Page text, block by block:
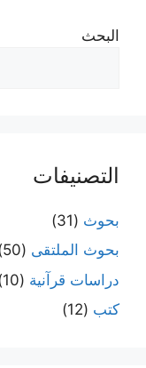
البحث
التصنيفات
بحوث (31)
بحوث الملتقى (50)
دراسات قرآنية (10)
كتب (12)